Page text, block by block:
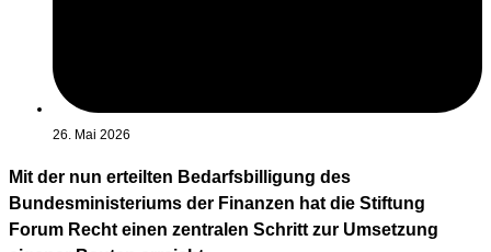
26. Mai 2026
Mit der nun erteilten Bedarfsbilligung des
Bundesministeriums der Finanzen hat die Stiftung
Forum Recht einen zentralen Schritt zur Umsetzung